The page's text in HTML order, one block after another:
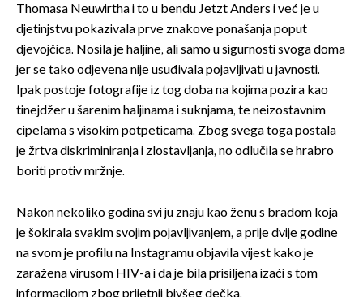
Thomasa Neuwirtha i to u bendu Jetzt Anders i već je u
djetinjstvu pokazivala prve znakove ponašanja poput
djevojčica. Nosila je haljine, ali samo u sigurnosti svoga doma
jer se tako odjevena nije usuđivala pojavljivati u javnosti.
Ipak postoje fotografije iz tog doba na kojima pozira kao
tinejdžer u šarenim haljinama i suknjama, te neizostavnim
cipelama s visokim potpeticama. Zbog svega toga postala
je žrtva diskriminiranja i zlostavljanja, no odlučila se hrabro
boriti protiv mržnje.
Nakon nekoliko godina svi ju znaju kao ženu s bradom koja
je šokirala svakim svojim pojavljivanjem, a prije dvije godine
na svom je profilu na Instagramu objavila vijest kako je
zaražena virusom HIV-a i da je bila prisiljena izaći s tom
informacijom zbog prijetnji bivšeg dečka.